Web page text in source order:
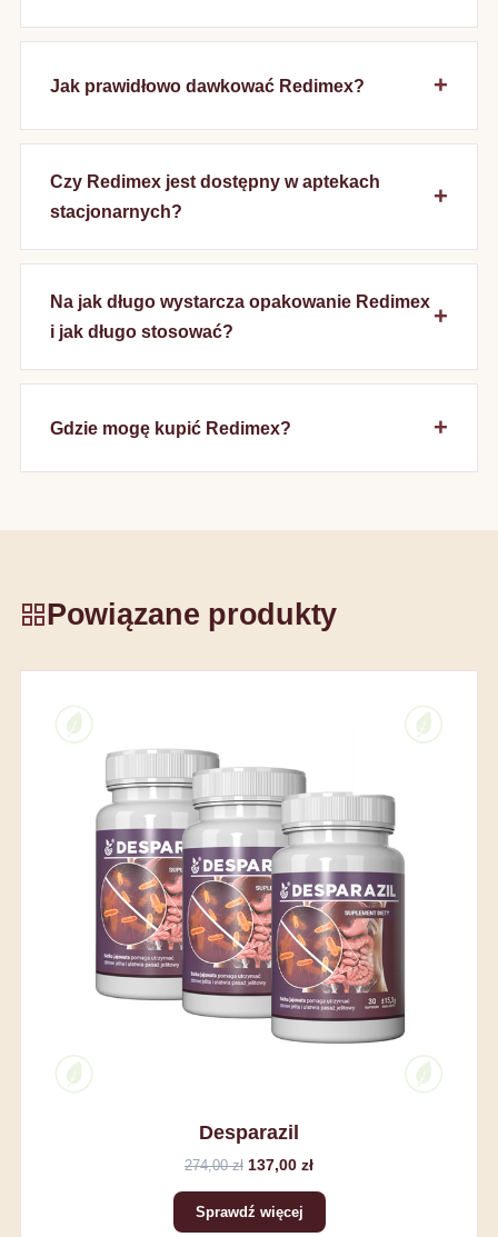
Jak prawidłowo dawkować Redimex?
Czy Redimex jest dostępny w aptekach
stacjonarnych?
Na jak długo wystarcza opakowanie Redimex
i jak długo stosować?
Gdzie mogę kupić Redimex?
Powiązane produkty
Desparazil
274,00 zł 137,00 zł
Sprawdź więcej